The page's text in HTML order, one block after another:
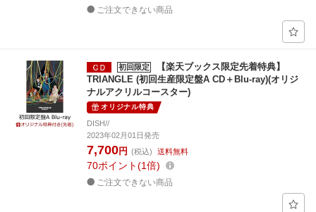
ご注文できない商品
初回限定
【楽天ブックス限定先着特典】
TRIANGLE (初回生産限定盤A CD＋Blu-ray)(オリジ
ナルアクリルコースター)
オリジナル特典
DISH//
2023年02月01日発売
7,700円 (税込) 送料無料
70ポイント 1倍
ご注文できない商品